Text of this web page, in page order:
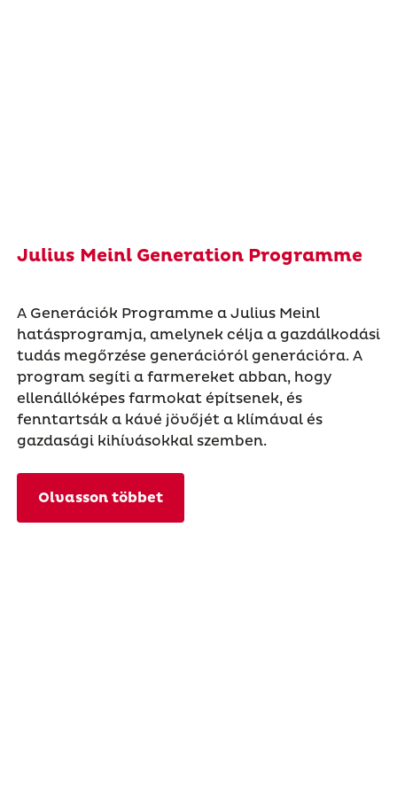
Julius Meinl Generation Programme
A Generációk Programme a Julius Meinl
hatásprogramja, amelynek célja a gazdálkodási
tudás megőrzése generációról generációra. A
program segíti a farmereket abban, hogy
ellenállóképes farmokat építsenek, és
fenntartsák a kávé jövőjét a klímával és
gazdasági kihívásokkal szemben.
Olvasson többet